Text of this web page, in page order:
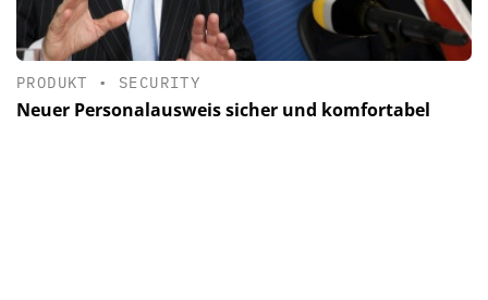
PRODUKT • SECURITY
Neuer Personalausweis sicher und komfortabel